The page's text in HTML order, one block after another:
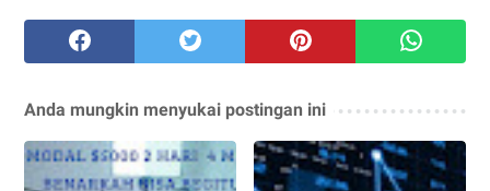
Anda mungkin menyukai postingan ini